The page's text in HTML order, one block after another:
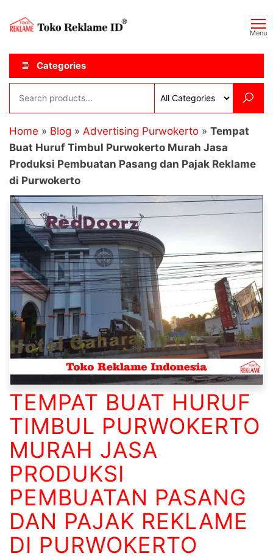
content
ID
Menu
Categories
Home » Blog » Advertising Purwokerto » Tempat
Buat Huruf Timbul Purwokerto Murah Jasa
Produksi Pembuatan Pasang dan Pajak Reklame
di Purwokerto
TEMPAT BUAT HURUF
TIMBUL PURWOKERTO
MURAH JASA
PRODUKSI
PEMBUATAN PASANG
DAN PAJAK REKLAME
DI PURWOKERTO